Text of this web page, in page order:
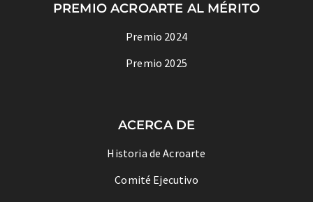
PREMIO ACROARTE AL MÉRITO
Premio 2024
Premio 2025
ACERCA DE
Historia de Acroarte
Comité Ejecutivo